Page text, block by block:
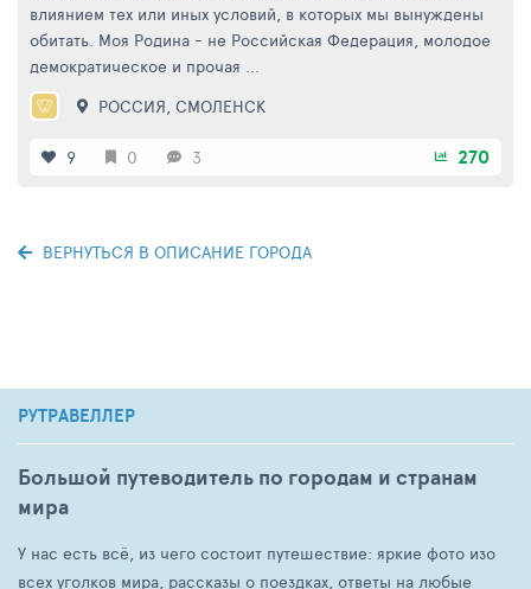
влиянием тех или иных условий, в которых мы вынуждены
обитать. Моя Родина - не Российская Федерация, молодое
демократическое и прочая ...
РОССИЯ, СМОЛЕНСК
9 0 3 270
ВЕРНУТЬСЯ В ОПИСАНИЕ ГОРОДА
РУТРАВЕЛЛЕР
Большой путеводитель по городам и странам
мира
У нас есть всё, из чего состоит путешествие: яркие фото изо
всех уголков мира, рассказы о поездках, ответы на любые